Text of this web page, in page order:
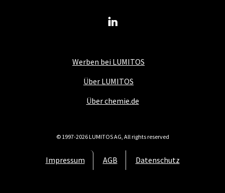
Werben bei LUMITOS
Über LUMITOS
Über chemie.de
Impressum AGB Datenschutz
© 1997-2026 LUMITOS AG, All rights reserved